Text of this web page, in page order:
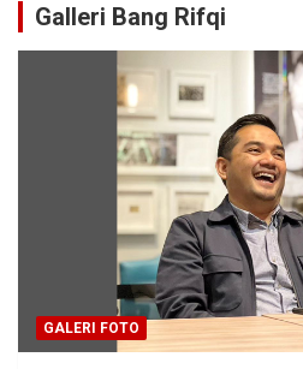
Galleri Bang Rifqi
GALERI FOTO